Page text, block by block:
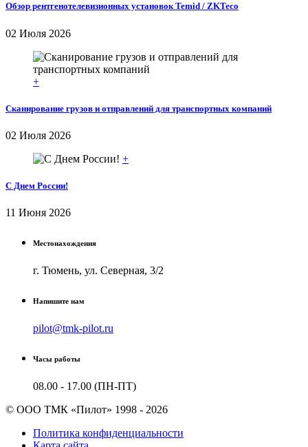
Обзор рентгенотелевизионных установок Temid / ZKTeco
02 Июля 2026
+
Сканирование грузов и отправлений для транспортных компаний
02 Июля 2026
+
С Днем России!
11 Июня 2026
Местонахождения
г. Тюмень, ул. Северная, 3/2
Напишите нам
pilot@tmk-pilot.ru
Часы работы
08.00 - 17.00 (ПН-ПТ)
© ООО ТМК «Пилот» 1998 - 2026
Политика конфиденциальности